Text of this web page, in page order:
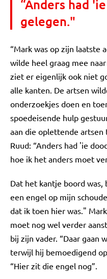
“Anders had
gelegen."
“Mark was op zijn laatste
wilde heel graag mee
ziet er eigenlijk ook niet
alle kanten. De artsen
onderzoekjes doen en
spoedeisende hulp
aan die oplettende artsen
Ruud: “Anders had 'ie
hoe ik het anders moet
Dat het kantje boord was,
een engel op mijn
dat ik toen hier was."
moet nog wel verder
bij zijn vader. “Daar gaan
terwijl hij bemoedigend
“Hier zit die engel nog”.